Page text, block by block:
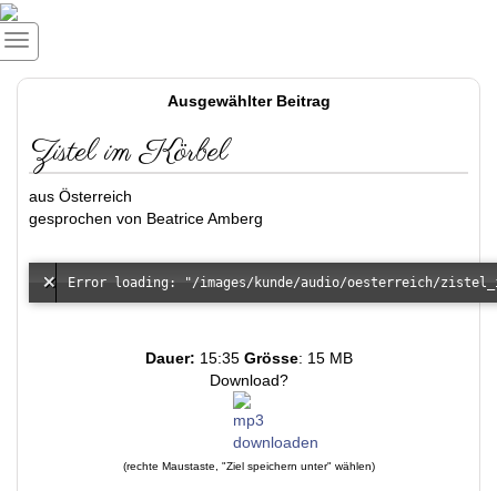
Ausgewählter Beitrag
Zistel im Körbel
aus Österreich
gesprochen von Beatrice Amberg
Dauer: 15:35 Grösse: 15 MB
Download?
(rechte Maustaste, "Ziel speichern unter" wählen)